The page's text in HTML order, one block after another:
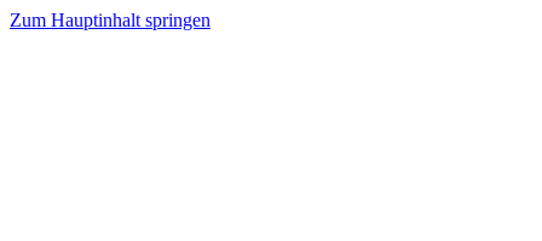
Zum Hauptinhalt springen